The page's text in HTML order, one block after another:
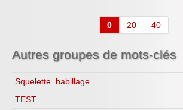
0 20 40
Autres groupes de mots-clés
Squelette_habillage
TEST